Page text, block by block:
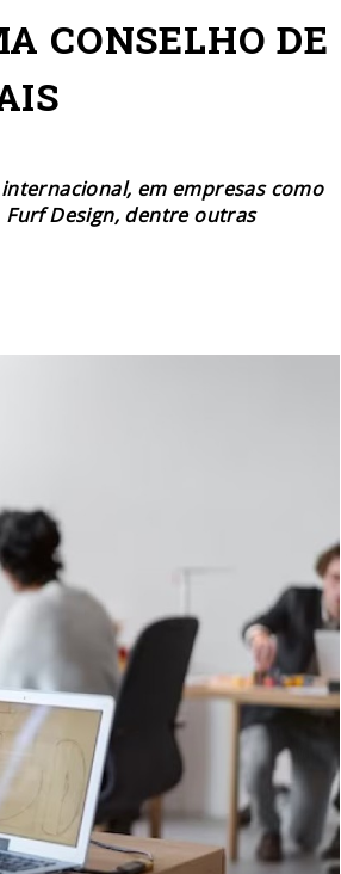
CONSELHO DE
em empresas como
Furf Design, dentre outras